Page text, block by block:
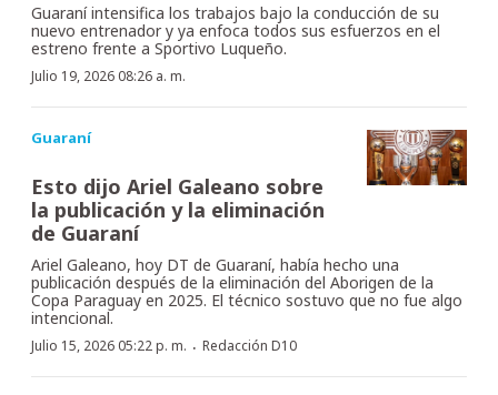
Guaraní intensifica los trabajos bajo la conducción de su
nuevo entrenador y ya enfoca todos sus esfuerzos en el
estreno frente a Sportivo Luqueño.
Julio 19, 2026 08:26 a. m.
Guaraní
Esto dijo Ariel Galeano sobre
la publicación y la eliminación
de Guaraní
Ariel Galeano, hoy DT de Guaraní, había hecho una
publicación después de la eliminación del Aborigen de la
Copa Paraguay en 2025. El técnico sostuvo que no fue algo
intencional.
Julio 15, 2026 05:22 p. m. · Redacción D10